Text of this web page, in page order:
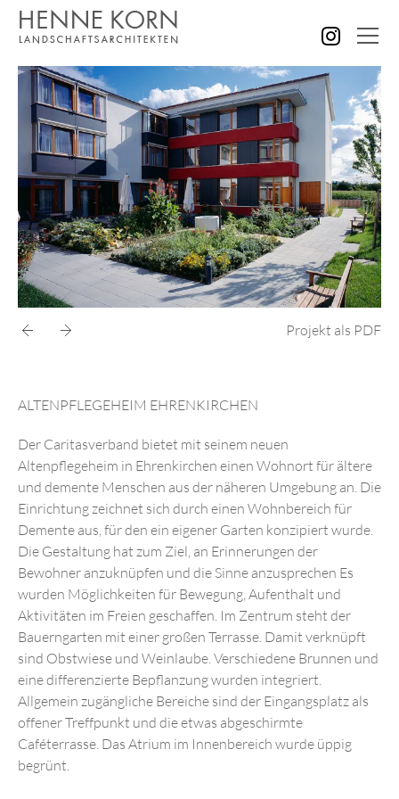
AKTUELLES
ALLE PROJEKTE
GÄRTEN GRÜNANLAGEN
PLÄTZE STRASSEN
KINDER SENIOREN
SPORT FREIZEIT
VERWALTUNG GEWERBE
BILDUNG FORSCHUNG
STÄDTEBAU KONZEPTE
WETTBEWERBE
IMPRESSUM
Projekt als PDF
ALTENPFLEGEHEIM EHRENKIRCHEN
Der Caritasverband bietet mit seinem neuen
Altenpflegeheim in Ehrenkirchen einen Wohnort für ältere
und demente Menschen aus der näheren Umgebung an. Die
Einrichtung zeichnet sich durch einen Wohnbereich für
Demente aus, für den ein eigener Garten konzipiert wurde.
Die Gestaltung hat zum Ziel, an Erinnerungen der
Bewohner anzuknüpfen und die Sinne anzusprechen Es
wurden Möglichkeiten für Bewegung, Aufenthalt und
Aktivitäten im Freien geschaffen. Im Zentrum steht der
Bauerngarten mit einer großen Terrasse. Damit verknüpft
sind Obstwiese und Weinlaube. Verschiedene Brunnen und
eine differenzierte Bepflanzung wurden integriert.
Allgemein zugängliche Bereiche sind der Eingangsplatz als
offener Treffpunkt und die etwas abgeschirmte
Caféterrasse. Das Atrium im Innenbereich wurde üppig
begrünt.